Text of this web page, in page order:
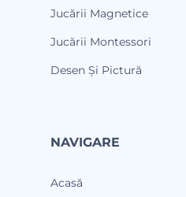
Jucării Magnetice
Jucării Montessori
Desen Și Pictură
NAVIGARE
Acasă